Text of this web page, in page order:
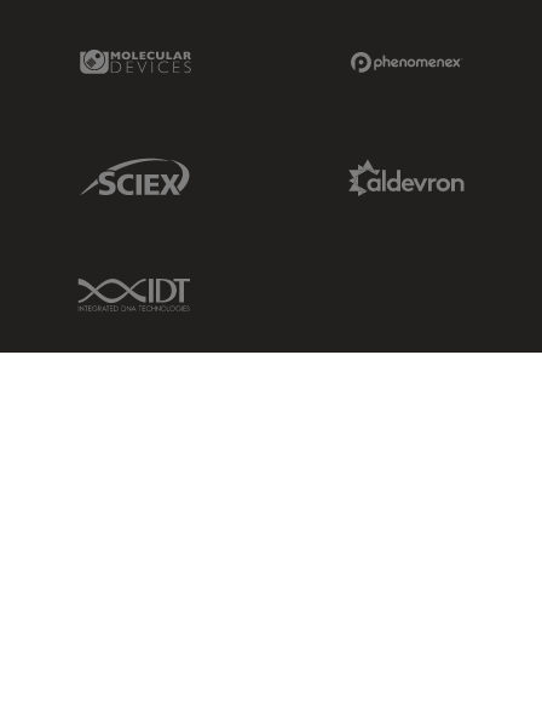
Molecular Devices Link
Sciex Link
IDT Link